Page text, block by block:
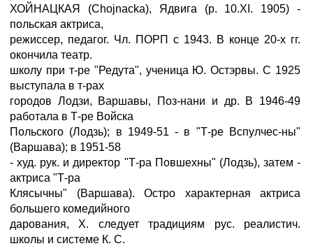
ХОЙНАЦКАЯ (Chojnacka), Ядвига (р. 10.XI. 1905) -
польская актриса,
режиссер, педагог. Чл. ПОРП с 1943. В конце 20-х гг.
окончила театр.
школу при т-ре "Редута", ученица Ю. Остэрвы. С 1925
выступала в т-рах
городов Лодзи, Варшавы, Поз-нани и др. В 1946-49
работала в Т-ре Войска
Польского (Лодзь); в 1949-51 - в "Т-ре Вспулчес-ны"
(Варшава); в 1951-58
- худ. рук. и директор "Т-ра Повшехны" (Лодзь), затем -
актриса "Т-ра
Клясычны" (Варшава). Остро характерная актриса
большего комедийного
дарования, X. следует традициям рус. реалистич.
школы и системе К. С.